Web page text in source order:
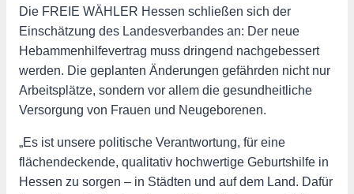
Die FREIE WÄHLER Hessen schließen sich der
Einschätzung des Landesverbandes an: Der neue
Hebammenhilfevertrag muss dringend nachgebessert
werden. Die geplanten Änderungen gefährden nicht nur
Arbeitsplätze, sondern vor allem die gesundheitliche
Versorgung von Frauen und Neugeborenen.
„Es ist unsere politische Verantwortung, für eine
flächendeckende, qualitativ hochwertige Geburtshilfe in
Hessen zu sorgen – in Städten und auf dem Land. Dafür